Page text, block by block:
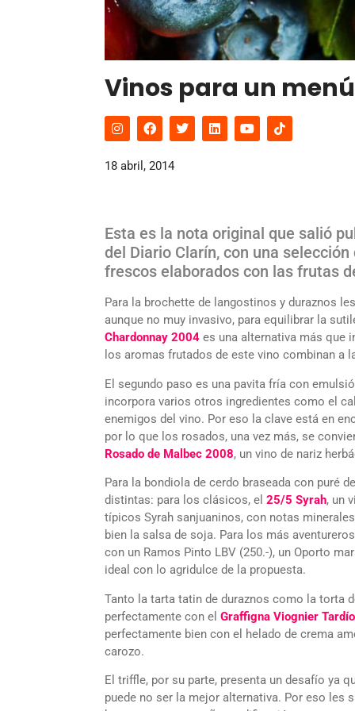
Vinos para un
18 abril, 2014
Esta es la nota original que salió
del Diario Clarín, con una
frescos elaborados con las frutas
Para la brochette de langostinos y duraznos
aunque no muy invasivo, para equilibrar la
Chardonnay 2004 es una alternativa más que
los aromas frutados de este vino combinan a
El segundo paso es una pavita fría con
incorpora varios otros ingredientes como el
enemigos del vino. Por eso la clave está en
por lo que los rosados, una vez más, se
Rosado de Malbec 2008, un vino de nariz
Para la bondiola de cerdo braseada con puré
distintas: para los clásicos, el 25/5 Syrah, un
típicos Syrah sanjuaninos, con notas
bien la salsa de soja. Para los más
con un Ramos Pinto LBV (250.-), un Oporto
ideal con lo agridulce de la propuesta.
Tanto la tarta tatin de duraznos como la torta
perfectamente con el Graffigna Viognier Tardío
perfectamente bien con el helado de crema
carozo.
El triffle, por su parte, presenta un desafío ya
puede no ser la mejor alternativa. Por eso